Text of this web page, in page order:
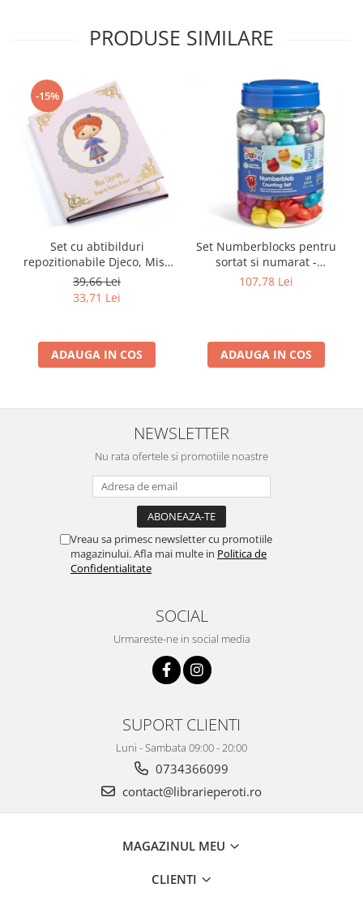
PRODUSE SIMILARE
-15%
Set cu abtibilduri
repozitionabile Djeco, Miss
Lilyruby
39,66 Lei
33,71 Lei
ADAUGA IN COS
Set Numberblocks pentru
sortat si numarat -
Numberblob
107,78 Lei
ADAUGA IN COS
NEWSLETTER
Nu rata ofertele si promotiile noastre
Vreau sa primesc newsletter cu promotiile
magazinului. Afla mai multe in Politica de
Confidentialitate
SOCIAL
Urmareste-ne in social media
SUPORT CLIENTI
Luni - Sambata 09:00 - 20:00
0734366099
contact@librarieperoti.ro
MAGAZINUL MEU
CLIENTI